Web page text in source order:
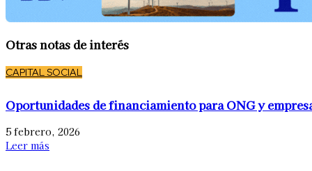
Otras notas de interés
CAPITAL SOCIAL
Oportunidades de financiamiento para ONG y
5 febrero, 2026
Leer más